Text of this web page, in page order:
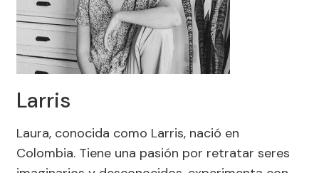
Larris
Laura, conocida como Larris, nació en
Colombia. Tiene una pasión por retratar seres